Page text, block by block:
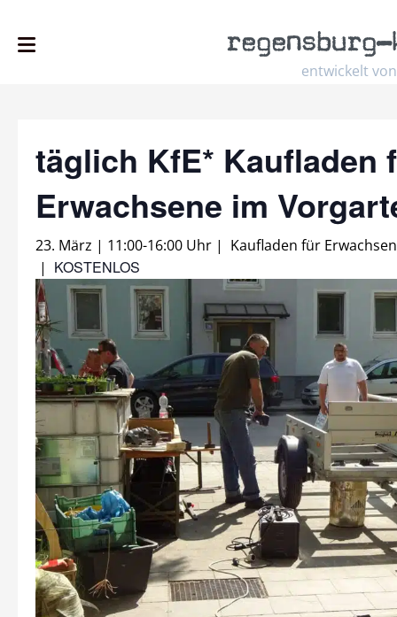
entwickelt von
regensburg–
täglich KfE* Kaufladen
Erwachsene im
23. März | 11:00-16:00 Uhr | Kaufladen für
| KOSTENLOS